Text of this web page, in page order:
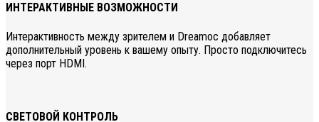
ИНТЕРАКТИВНЫЕ ВОЗМОЖНОСТИ
Интерактивность между зрителем и Dreamoc добавляет
дополнительный уровень к вашему опыту. Просто подключитесь
через порт HDMI.
СВЕТОВОЙ КОНТРОЛЬ